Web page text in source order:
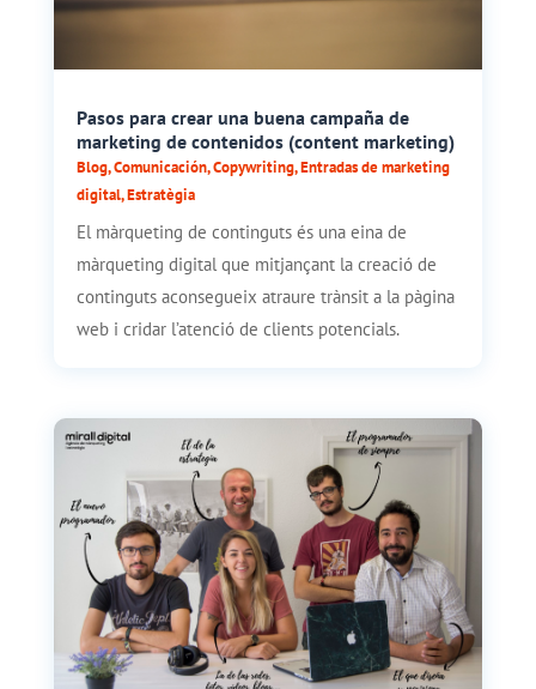
Pasos para crear una buena campaña de
marketing de contenidos (content marketing)
Blog,Comunicación,Copywriting,Entradas de marketing
digital,Estratègia
El màrqueting de continguts és una eina de
màrqueting digital que mitjançant la creació de
continguts aconsegueix atraure trànsit a la pàgina
web i cridar l’atenció de clients potencials.